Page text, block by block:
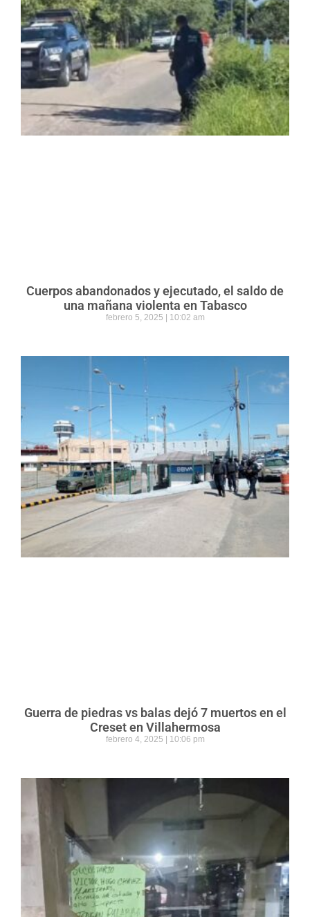
Cuerpos abandonados y ejecutado, el saldo de
una mañana violenta en Tabasco
febrero 5, 2025 10:02 am
Guerra de piedras vs balas dejó 7 muertos en el
Creset en Villahermosa
febrero 4, 2025 10:06 pm